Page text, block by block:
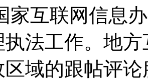
家互联网信息
执法工作。地
域的跟帖评